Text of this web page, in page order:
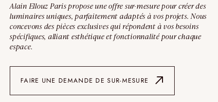
Alain Ellouz Paris propose une offre sur-mesure pour créer des
luminaires uniques, parfaitement adaptés à vos projets. Nous
concevons des pièces exclusives qui répondent à vos besoins
spécifiques, alliant esthétique et fonctionnalité pour chaque
espace.
FAIRE UNE DEMANDE DE SUR-MESURE